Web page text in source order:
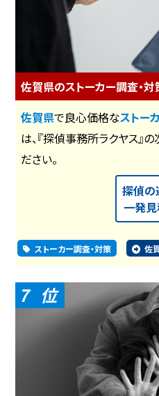
佐賀県のストーカー調査・
佐賀県で良心価格なストー
は、『探偵事務所ラクヤス』
ださい。
探偵の
一発見
ストーカー調査・対策 佐
7